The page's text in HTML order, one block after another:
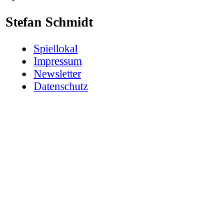
Stefan Schmidt
Spiellokal
Impressum
Newsletter
Datenschutz